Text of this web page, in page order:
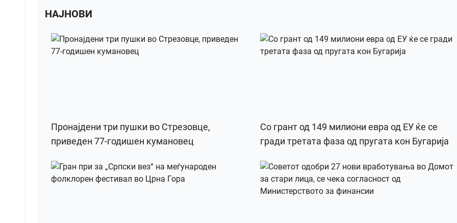
НАЈНОВИ
Пронајдени три пушки во Стрезовце,
приведен 77-годишен кумановец
Со грант од 149 милиони евра од ЕУ ќе се
гради третата фаза од пругата кон Бугарија